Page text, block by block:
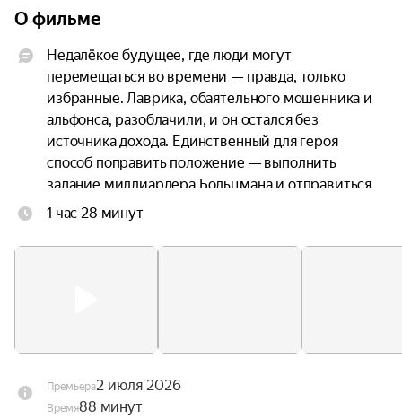
О фильме
Недалёкое будущее, где люди могут
перемещаться во времени — правда, только
избранные. Лаврика, обаятельного мошенника и
альфонса, разоблачили, и он остался без
источника дохода. Единственный для героя
способ поправить положение — выполнить
задание миллиардера Больцмана и отправиться
в прошлое за кубком Гименея. Лаврик
охоту за артефактом, который находится в Кассе
Лаврик придумывает план, как перехитрить
Варю и с её помощью провернуть аферу.
1 час 28 минут
Премьера2 июля 2026
Время88 минут